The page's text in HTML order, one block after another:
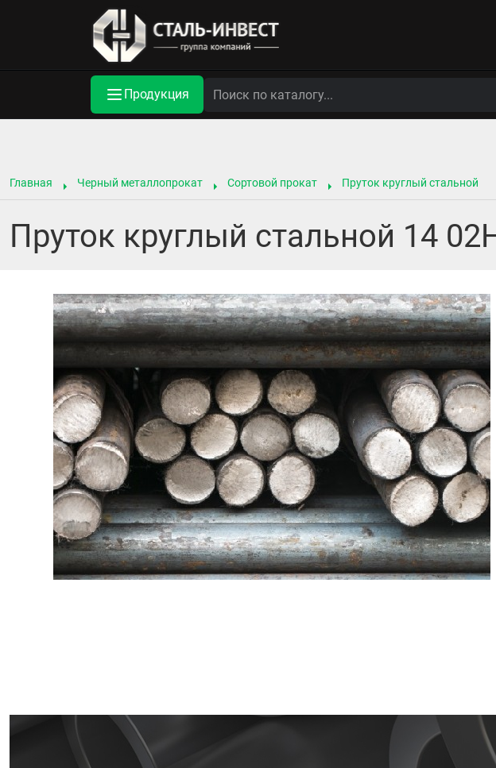
Продукция
Главная Черный металлопрокат Сортовой прокат Пруток круглый стальной
Пруток круглый стальной 14